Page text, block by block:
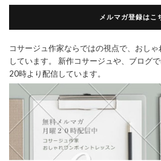
メルマガ登録はこ
コサージュ作家ならではの視点で、おし
しています。 新作コサージュや、ブログ
20時より配信しています。